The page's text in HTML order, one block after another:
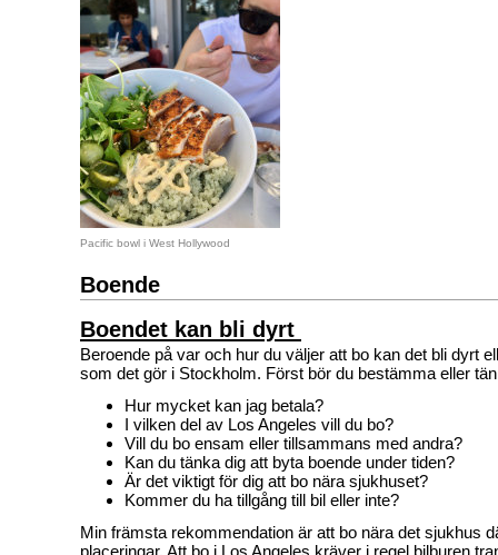
Pacific bowl i West Hollywood
Boende
Boendet kan bli dyrt
Beroende på var och hur du väljer att bo kan det bli dyrt
som det gör i Stockholm. Först bör du bestämma eller
Hur mycket kan jag betala?
I vilken del av Los Angeles vill du bo?
Vill du bo ensam eller tillsammans med andra?
Kan du tänka dig att byta boende under tiden?
Är det viktigt för dig att bo nära sjukhuset?
Kommer du ha tillgång till bil eller inte?
Min främsta rekommendation är att bo nära det sjukhus